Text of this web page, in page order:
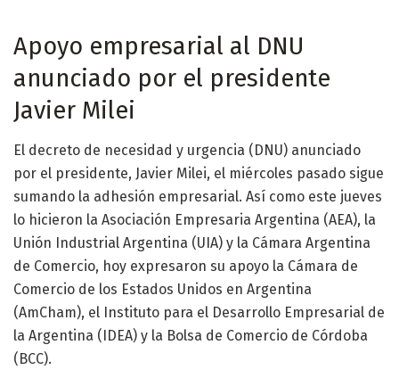
Apoyo empresarial al DNU
anunciado por el presidente
Javier Milei
El decreto de necesidad y urgencia (DNU) anunciado
por el presidente, Javier Milei, el miércoles pasado sigue
sumando la adhesión empresarial. Así como este jueves
lo hicieron la Asociación Empresaria Argentina (AEA), la
Unión Industrial Argentina (UIA) y la Cámara Argentina
de Comercio, hoy expresaron su apoyo la Cámara de
Comercio de los Estados Unidos en Argentina
(AmCham), el Instituto para el Desarrollo Empresarial de
la Argentina (IDEA) y la Bolsa de Comercio de Córdoba
(BCC).